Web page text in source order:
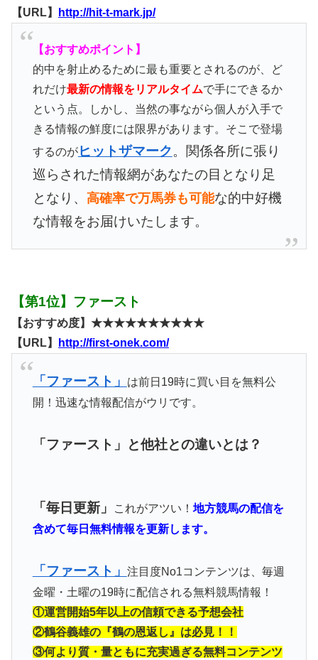
【URL】
http://hit-t-mark.jp/
【おすすめポイント】
的中を射止めるために最も重要とされるのが、ど
れだけ最新の情報をリアルタイムで手にできるか
という点。しかし、当然の事ながら個人が入手で
きる情報の鮮度には限界があります。そこで登場
するのがヒットザマーク。関係各所に張り
巡らされた情報網があなたの目となり足
となり、 高確率で万馬券も可能な的中好機
な情報をお届けいたします。
【第1位】ファースト
【おすすめ度】★★★★★★★★★★
【URL】
http://first-onek.com/
「ファースト」
は前日19時に買い目を無料公
開！迅速な情報配信がウリです。
「ファースト」と他社との違いとは？
「毎日更新」 これがアツい！ 地方競馬の配信を
含めて毎日無料情報を更新します。
「ファースト」 注目度No1コンテンツは、毎週
金曜・土曜の19時に配信される無料競馬情報！
①運営開始5年以上の信頼できる予想会社
②鶴谷義雄の『鶴の恩返し』は必見！！
③何より質・量ともに充実過ぎる無料コンテンツ